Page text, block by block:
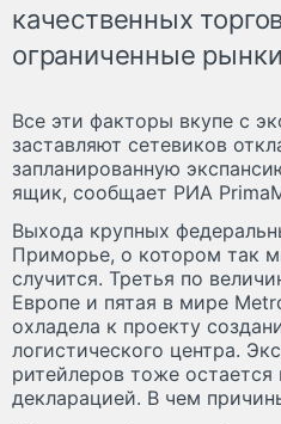
качественных
ограниченные
Все эти факторы вкупе с
заставляют сетевиков
запланированную
ящик, сообщает РИА
Выхода крупных
Приморье, о котором так
случится. Третья по
Европе и пятая в мире
охладела к проекту
логистического центра.
ритейлеров тоже остается
декларацией. В чем